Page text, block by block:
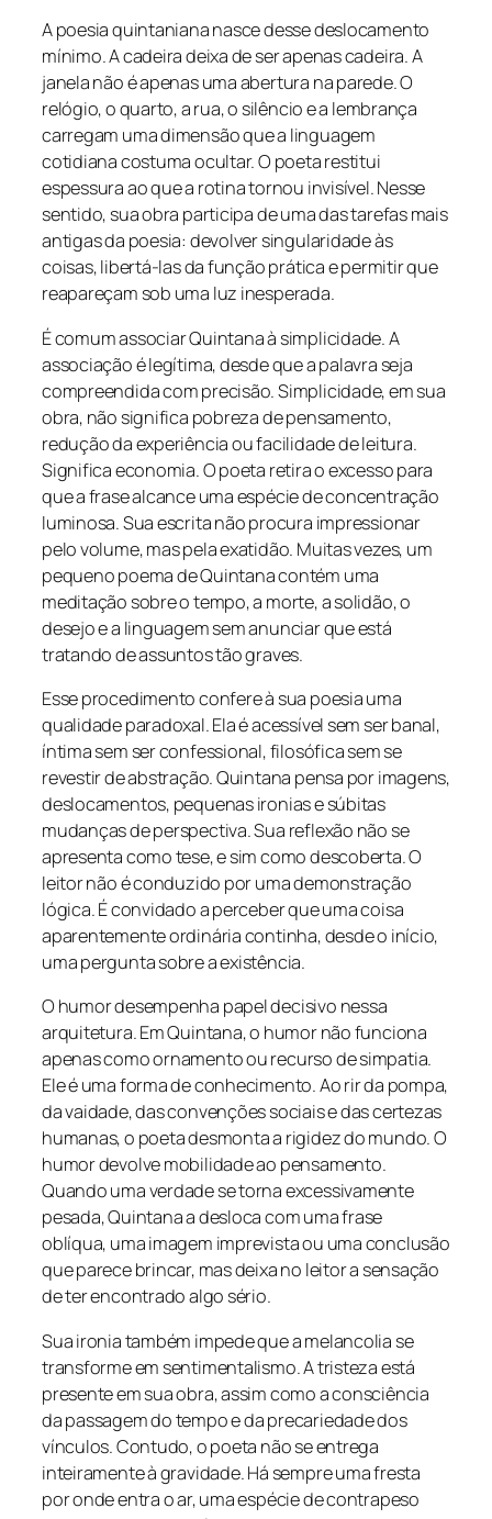
A poesia quintaniana nasce desse deslocamento
mínimo. A cadeira deixa de ser apenas cadeira. A
janela não é apenas uma abertura na parede. O
relógio, o quarto, a rua, o silêncio e a lembrança
carregam uma dimensão que a linguagem
cotidiana costuma ocultar. O poeta restitui
espessura ao que a rotina tornou invisível. Nesse
sentido, sua obra participa de uma das tarefas mais
antigas da poesia: devolver singularidade às
coisas, libertá-las da função prática e permitir que
reapareçam sob uma luz inesperada.
É comum associar Quintana à simplicidade. A
associação é legítima, desde que a palavra seja
compreendida com precisão. Simplicidade, em sua
obra, não significa pobreza de pensamento,
redução da experiência ou facilidade de leitura.
Significa economia. O poeta retira o excesso para
que a frase alcance uma espécie de concentração
luminosa. Sua escrita não procura impressionar
pelo volume, mas pela exatidão. Muitas vezes, um
pequeno poema de Quintana contém uma
meditação sobre o tempo, a morte, a solidão, o
desejo e a linguagem sem anunciar que está
tratando de assuntos tão graves.
Esse procedimento confere à sua poesia uma
qualidade paradoxal. Ela é acessível sem ser banal,
íntima sem ser confessional, filosófica sem se
revestir de abstração. Quintana pensa por imagens,
deslocamentos, pequenas ironias e súbitas
mudanças de perspectiva. Sua reflexão não se
apresenta como tese, e sim como descoberta. O
leitor não é conduzido por uma demonstração
lógica. É convidado a perceber que uma coisa
aparentemente ordinária continha, desde o início,
uma pergunta sobre a existência.
O humor desempenha papel decisivo nessa
arquitetura. Em Quintana, o humor não funciona
apenas como ornamento ou recurso de simpatia.
Ele é uma forma de conhecimento. Ao rir da pompa,
da vaidade, das convenções sociais e das certezas
humanas, o poeta desmonta a rigidez do mundo. O
humor devolve mobilidade ao pensamento.
Quando uma verdade se torna excessivamente
pesada, Quintana a desloca com uma frase
oblíqua, uma imagem imprevista ou uma conclusão
que parece brincar, mas deixa no leitor a sensação
de ter encontrado algo sério.
Sua ironia também impede que a melancolia se
transforme em sentimentalismo. A tristeza está
presente em sua obra, assim como a consciência
da passagem do tempo e da precariedade dos
vínculos. Contudo, o poeta não se entrega
inteiramente à gravidade. Há sempre uma fresta
por onde entra o ar, uma espécie de contrapeso